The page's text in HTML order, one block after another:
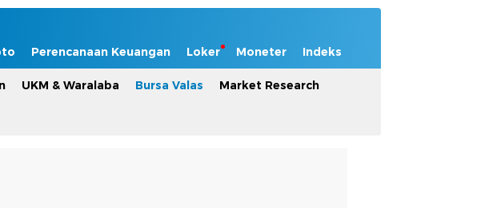
Perencanaan Keuangan Loker Moneter Indeks
UKM & Waralaba Bursa Valas Market Research